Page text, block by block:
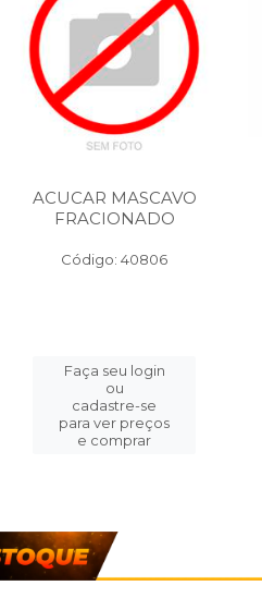
ACUCAR MASCAVO
FRACIONADO
Código: 40806
Faça seu login
ou
cadastre-se
para ver preços
e comprar